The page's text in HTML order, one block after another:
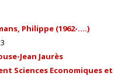
Philippe (1962-....)
Jean Jaurès
Sciences Economiques et